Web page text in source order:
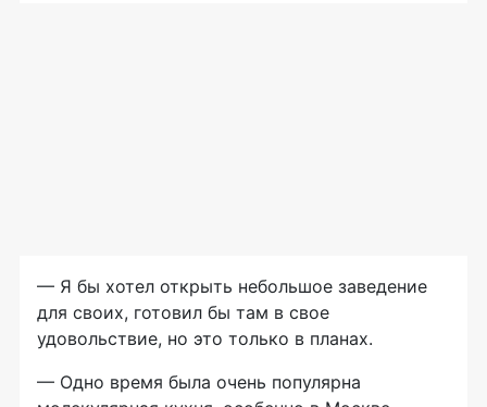
— Я бы хотел открыть небольшое заведение
для своих, готовил бы там в свое
удовольствие, но это только в планах.
— Одно время была очень популярна